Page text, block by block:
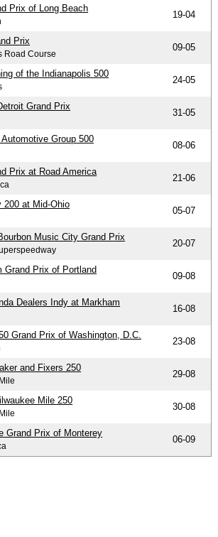
Prix of Long Beach
19-04
Prix
Road Course
09-05
of the Indianapolis 500
24-05
Grand Prix
31-05
Group 500
08-06
Prix at Road America
21-06
200 at Mid-Ohio
05-07
Music City Grand Prix
20-07
Grand Prix of Portland
09-08
Dealers Indy at Markham
16-08
Grand Prix of Washington, D.C.
23-08
and Fixers 250
29-08
Mile 250
30-08
Grand Prix of Monterey
06-09